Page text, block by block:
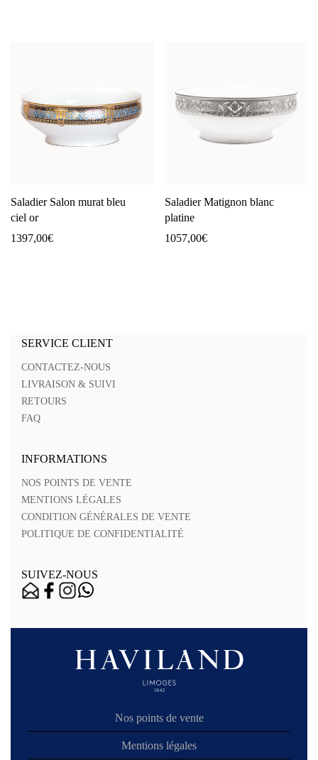
Saladier Salon murat bleu
ciel or
1397,00€
Saladier Matignon blanc
platine
1057,00€
SERVICE CLIENT
CONTACTEZ-NOUS
LIVRAISON & SUIVI
RETOURS
FAQ
INFORMATIONS
NOS POINTS DE VENTE
MENTIONS LÉGALES
CONDITION GÉNÉRALES DE VENTE
POLITIQUE DE CONFIDENTIALITÉ
SUIVEZ-NOUS
Nos points de vente
Mentions légales